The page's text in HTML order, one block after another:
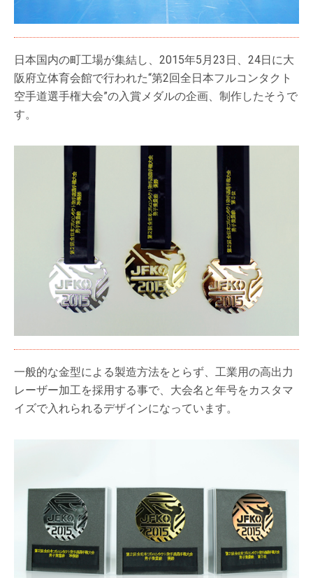
日本国内の町工場が集結し、2015年5月23日、24日に大
阪府立体育会館で行われた“第2回全日本フルコンタクト
空手道選手権大会”の入賞メダルの企画、制作したそうで
す。
一般的な金型による製造方法をとらず、工業用の高出力
レーザー加工を採用する事で、大会名と年号をカスタマ
イズで入れられるデザインになっています。